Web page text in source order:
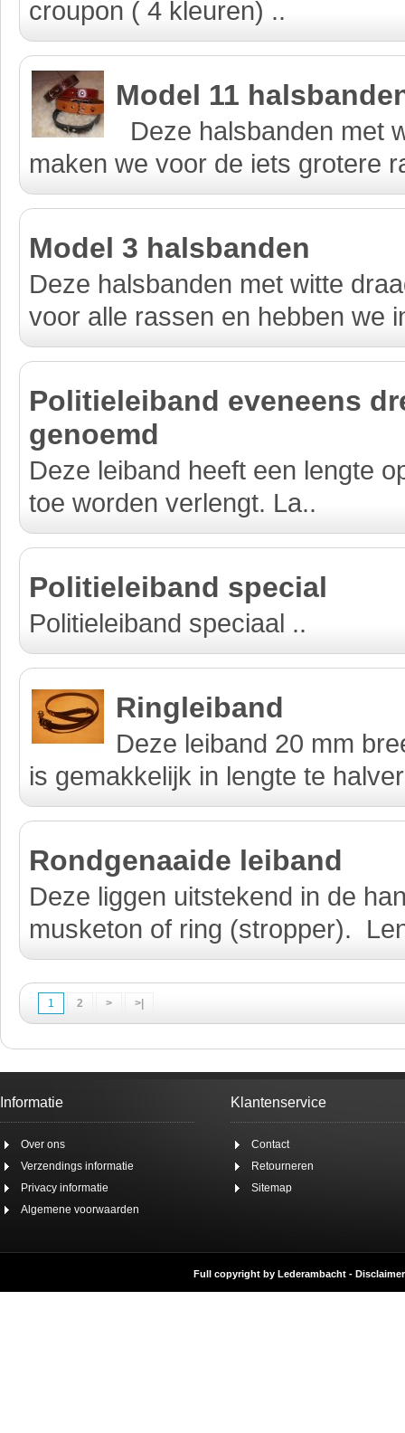
croupon ( 4 kleuren) ..
Model 11
Deze halsbanden met
maken we voor de iets grotere
Model 3 halsbanden
Deze halsbanden met witte
voor alle rassen en hebben we
Politieleiband eveneens
genoemd
Deze leiband heeft een lengte
toe worden verlengt. La..
Politieleiband special
Politieleiband speciaal ..
Ringleiband
Deze leiband 20 mm
is gemakkelijk in lengte te
Rondgenaaide leiband
Deze liggen uitstekend in de
musketon of ring (stropper).
1 2 > >|
Informatie
Over ons
Verzendings informatie
Privacy informatie
Algemene voorwaarden
Klantenservice
Contact
Retourneren
Sitemap
Full copyright by Lederambacht - Disclaimer